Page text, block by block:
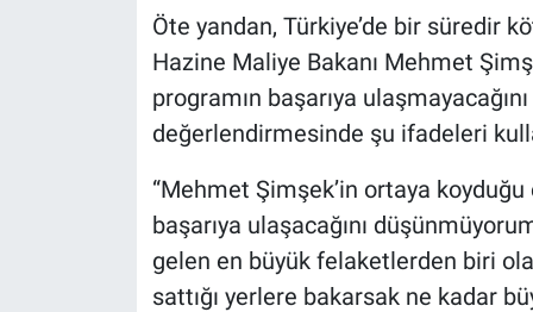
Öte yandan, Türkiye’de bir süredir
Hazine Maliye Bakanı Mehmet
programın başarıya
değerlendirmesinde şu ifadeleri
“Mehmet Şimşek’in ortaya
başarıya ulaşacağını
gelen en büyük felaketlerden biri
sattığı yerlere bakarsak ne kadar